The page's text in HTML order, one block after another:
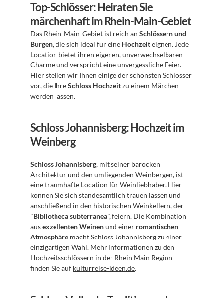
Top-Schlösser: Heiraten Sie
märchenhaft im Rhein-Main-Gebiet
Das Rhein-Main-Gebiet ist reich an Schlössern und
Burgen, die sich ideal für eine Hochzeit eignen. Jede
Location bietet ihren eigenen, unverwechselbaren
Charme und verspricht eine unvergessliche Feier.
Hier stellen wir Ihnen einige der schönsten Schlösser
vor, die Ihre Schloss Hochzeit zu einem Märchen
werden lassen.
Schloss Johannisberg: Hochzeit im
Weinberg
Schloss Johannisberg, mit seiner barocken
Architektur und den umliegenden Weinbergen, ist
eine traumhafte Location für Weinliebhaber. Hier
können Sie sich standesamtlich trauen lassen und
anschließend in den historischen Weinkellern, der
"Bibliotheca subterranea", feiern. Die Kombination
aus exzellenten Weinen und einer romantischen
Atmosphäre macht Schloss Johannisberg zu einer
einzigartigen Wahl. Mehr Informationen zu den
Hochzeitsschlössern in der Rhein Main Region
finden Sie auf kulturreise-ideen.de.